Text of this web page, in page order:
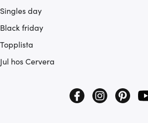
Singles day
Black friday
Topplista
Jul hos Cervera